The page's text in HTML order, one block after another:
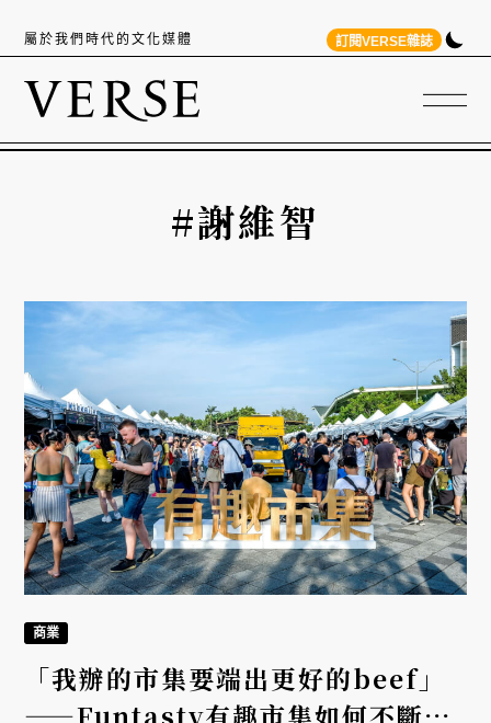
屬於我們時代的文化媒體 訂閱VERSE雜誌
#謝維智
商業
「我辦的市集要端出更好的beef」